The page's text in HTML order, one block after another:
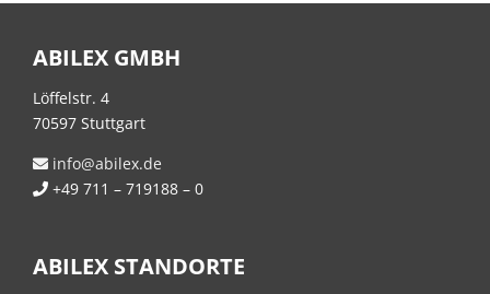
ABILEX GMBH
Löffelstr. 4
70597 Stuttgart
info@abilex.de
+49 711 – 719188 – 0
ABILEX STANDORTE